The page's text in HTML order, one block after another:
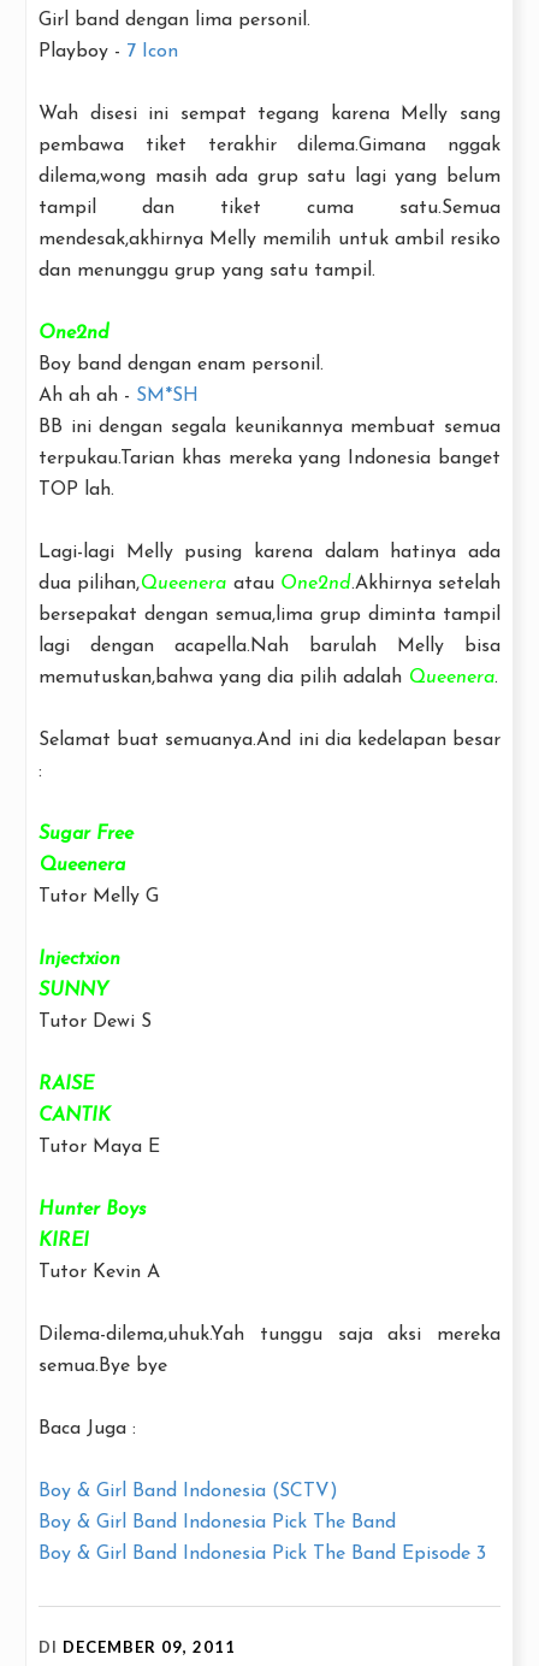
Girl band dengan lima personil.
Playboy - 7 Icon
Wah disesi ini sempat tegang karena Melly sang
pembawa tiket terakhir dilema.Gimana nggak
dilema,wong masih ada grup satu lagi yang belum
tampil dan tiket cuma satu.Semua
mendesak,akhirnya Melly memilih untuk ambil resiko
dan menunggu grup yang satu tampil.
One2nd
Boy band dengan enam personil.
Ah ah ah - SM*SH
BB ini dengan segala keunikannya membuat semua
terpukau.Tarian khas mereka yang Indonesia banget
TOP lah.
Lagi-lagi Melly pusing karena dalam hatinya ada
dua pilihan,Queenera atau One2nd.Akhirnya setelah
bersepakat dengan semua,lima grup diminta tampil
lagi dengan acapella.Nah barulah Melly bisa
memutuskan,bahwa yang dia pilih adalah Queenera.
Selamat buat semuanya.And ini dia kedelapan besar
:
Sugar Free
Queenera
Tutor Melly G
Injectxion
SUNNY
Tutor Dewi S
RAISE
CANTIK
Tutor Maya E
Hunter Boys
KIREI
Tutor Kevin A
Dilema-dilema,uhuk.Yah tunggu saja aksi mereka
semua.Bye bye
Baca Juga :
Boy & Girl Band Indonesia (SCTV)
Boy & Girl Band Indonesia Pick The Band
Boy & Girl Band Indonesia Pick The Band Episode 3
DI DECEMBER 09, 2011